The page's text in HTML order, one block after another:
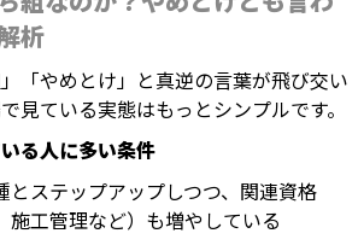
析
「やめとけ」と真逆の言葉が飛び交い
見ている実態はもっとシンプルです。
る人に多い条件
ステップアップしつつ、関連資格
施工管理など）も増やしている